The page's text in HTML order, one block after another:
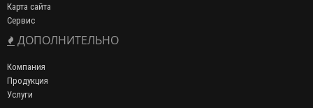
Карта сайта
Сервис
ДОПОЛНИТЕЛЬНО
Компания
Продукция
Услуги